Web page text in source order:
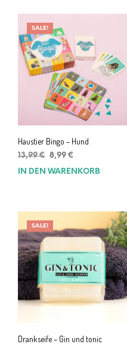
SALE!
Haustier Bingo – Hund
13,99€ Ursprünglicher
8,99 €
IN DEN WARENKORB
SALE!
Drankseife – Gin und tonic